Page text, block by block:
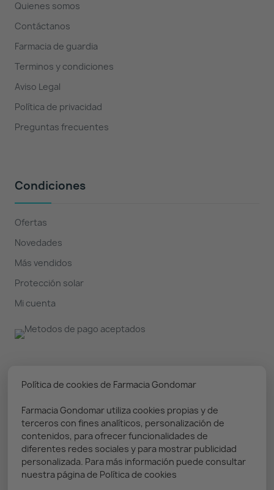
Quienes somos
Contáctanos
Farmacia de guardia
Terminos y condiciones
Aviso Legal
Política de privacidad
Preguntas frecuentes
Condiciones
Ofertas
Novedades
Más vendidos
Protección solar
Mi cuenta
Nuestro boletín
Puedes darte de baja en cualquier momento. Prometemos
solo enviar información relevante
Política de cookies de Farmacia Gondomar
Farmacia Gondomar utiliza cookies propias y de
terceros con fines analíticos, personalización de
contenidos, para ofrecer funcionalidades de
diferentes redes sociales y para mostrar publicidad
personalizada. Para más información puede consultar
nuestra página de Política de cookies